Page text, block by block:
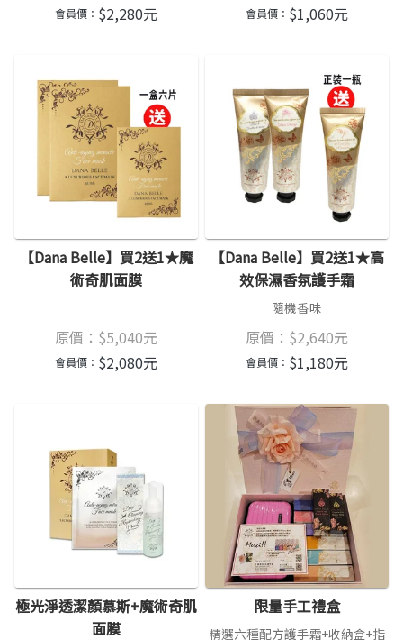
會員價： $2,280元 會員價： $1,060元
【Dana Belle】買2送1★魔
術奇肌面膜
原價： $5,040元
會員價： $2,080元
【Dana Belle】買2送1★高
效保濕香氛護手霜
隨機香味
原價： $2,640元
會員價： $1,180元
極光淨透潔顏慕斯+魔術奇肌
面膜
限量手工禮盒
精選六種配方護手霜+收納盒+指